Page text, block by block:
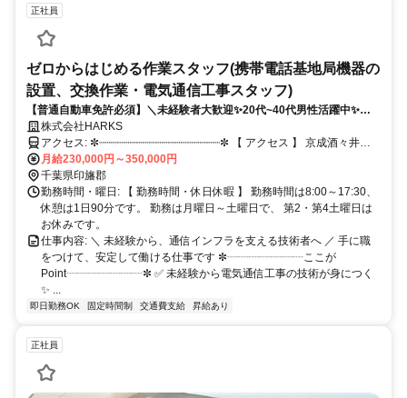
正社員
ゼロからはじめる作業スタッフ(携帯電話基地局機器の
設置、交換作業・電気通信工事スタッフ)
【普通自動車免許必須】＼未経験者大歓迎✨20代~40代男性活躍中✨／
無資格・未経験者OK！資格取得費用は全額会社負担で成長を応援✨
株式会社HARKS
アクセス: ✼┈┈┈┈┈┈┈┈┈┈┈┈┈┈┈┈┈┈┈✼ 【 アクセス 】 京成酒々井駅
より徒歩約8分、 JR酒々井駅より徒歩約13分です。 車通勤も可能
で、 近隣に駐車場があります。 ✼┈┈┈┈┈┈┈┈┈┈┈┈┈┈┈┈┈┈┈✼
月給230,000円～350,000円
千葉県印旛郡
勤務時間・曜日: 【 勤務時間・休日休暇 】 勤務時間は8:00～17:30、
休憩は1日90分です。 勤務は月曜日～土曜日で、 第2・第4土曜日は
お休みです。
仕事内容: ＼ 未経験から、通信インフラを支える技術者へ ／ 手に職
をつけて、安定して働ける仕事です ✼┈┈┈┈┈┈┈ここが
Point┈┈┈┈┈┈┈✼ ✅ 未経験から電気通信工事の技術が身につく
✨ ...
即日勤務OK 固定時間制 交通費支給 昇給あり
正社員